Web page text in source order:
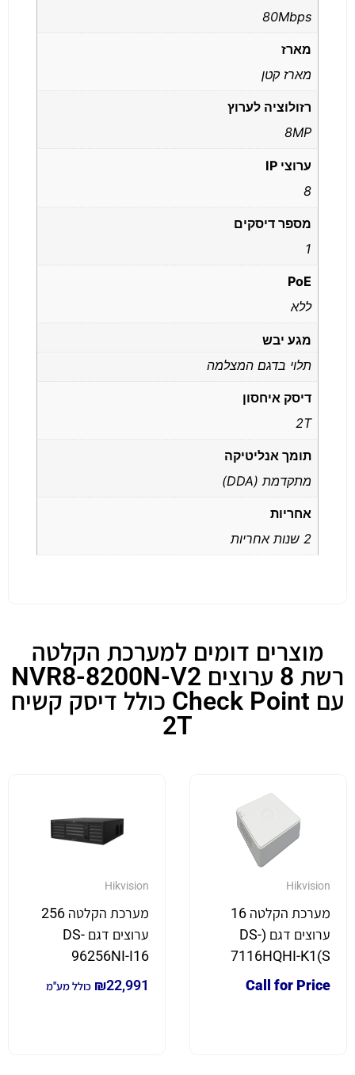
80Mbps
מארז
מארז קטן
רזולוציה לערוץ
8MP
ערוצי IP
8
מספר דיסקים
1
PoE
ללא
מגע יבש
תלוי בדגם המצלמה
דיסק איחסון
2T
תומך אנליטיקה
מתקדמת (DDA)
אחריות
2 שנות אחריות
מוצרים דומים למערכת הקלטה
רשת 8 ערוצים NVR8-8200N-V2
עם Check Point כולל דיסק קשיח
2T
Hikvision
מערכת הקלטה 16
ערוצים דגם (DS-
7116HQHI-K1(S
Call for Price
Hikvision
מערכת הקלטה 256
ערוצים דגם DS-
96256NI-I16
₪22,991 כולל מע"מ